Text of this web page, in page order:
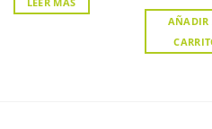
AÑADIR